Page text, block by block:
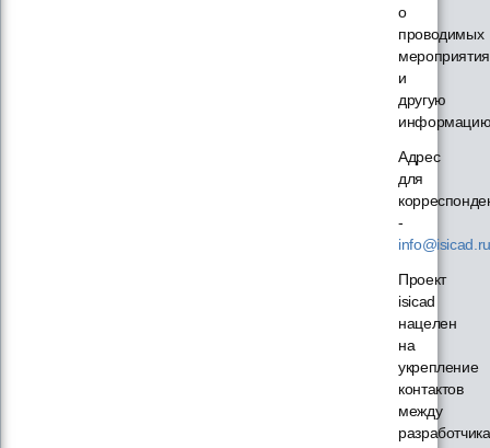
о
проводимых
и
другую
Адрес
для
-
info@isicad.ru
Проект
isicad
нацелен
на
укрепление
контактов
между